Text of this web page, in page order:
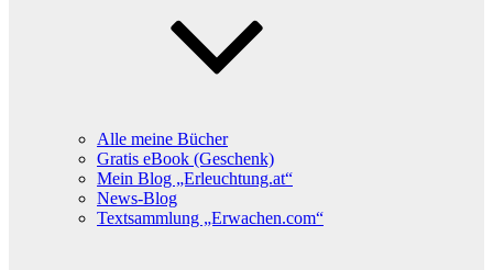
Alle meine Bücher
Gratis eBook (Geschenk)
Mein Blog „Erleuchtung.at“
News-Blog
Textsammlung „Erwachen.com“